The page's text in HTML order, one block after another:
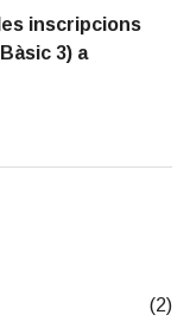
inscripcions
3) a
(2)